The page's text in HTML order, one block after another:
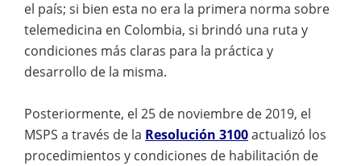
el país; si bien esta no era la primera norma sobre
telemedicina en Colombia, si brindó una ruta y
condiciones más claras para la práctica y
desarrollo de la misma.
Posteriormente, el 25 de noviembre de 2019, el
MSPS a través de la Resolución 3100actualizó los
procedimientos y condiciones de habilitación de